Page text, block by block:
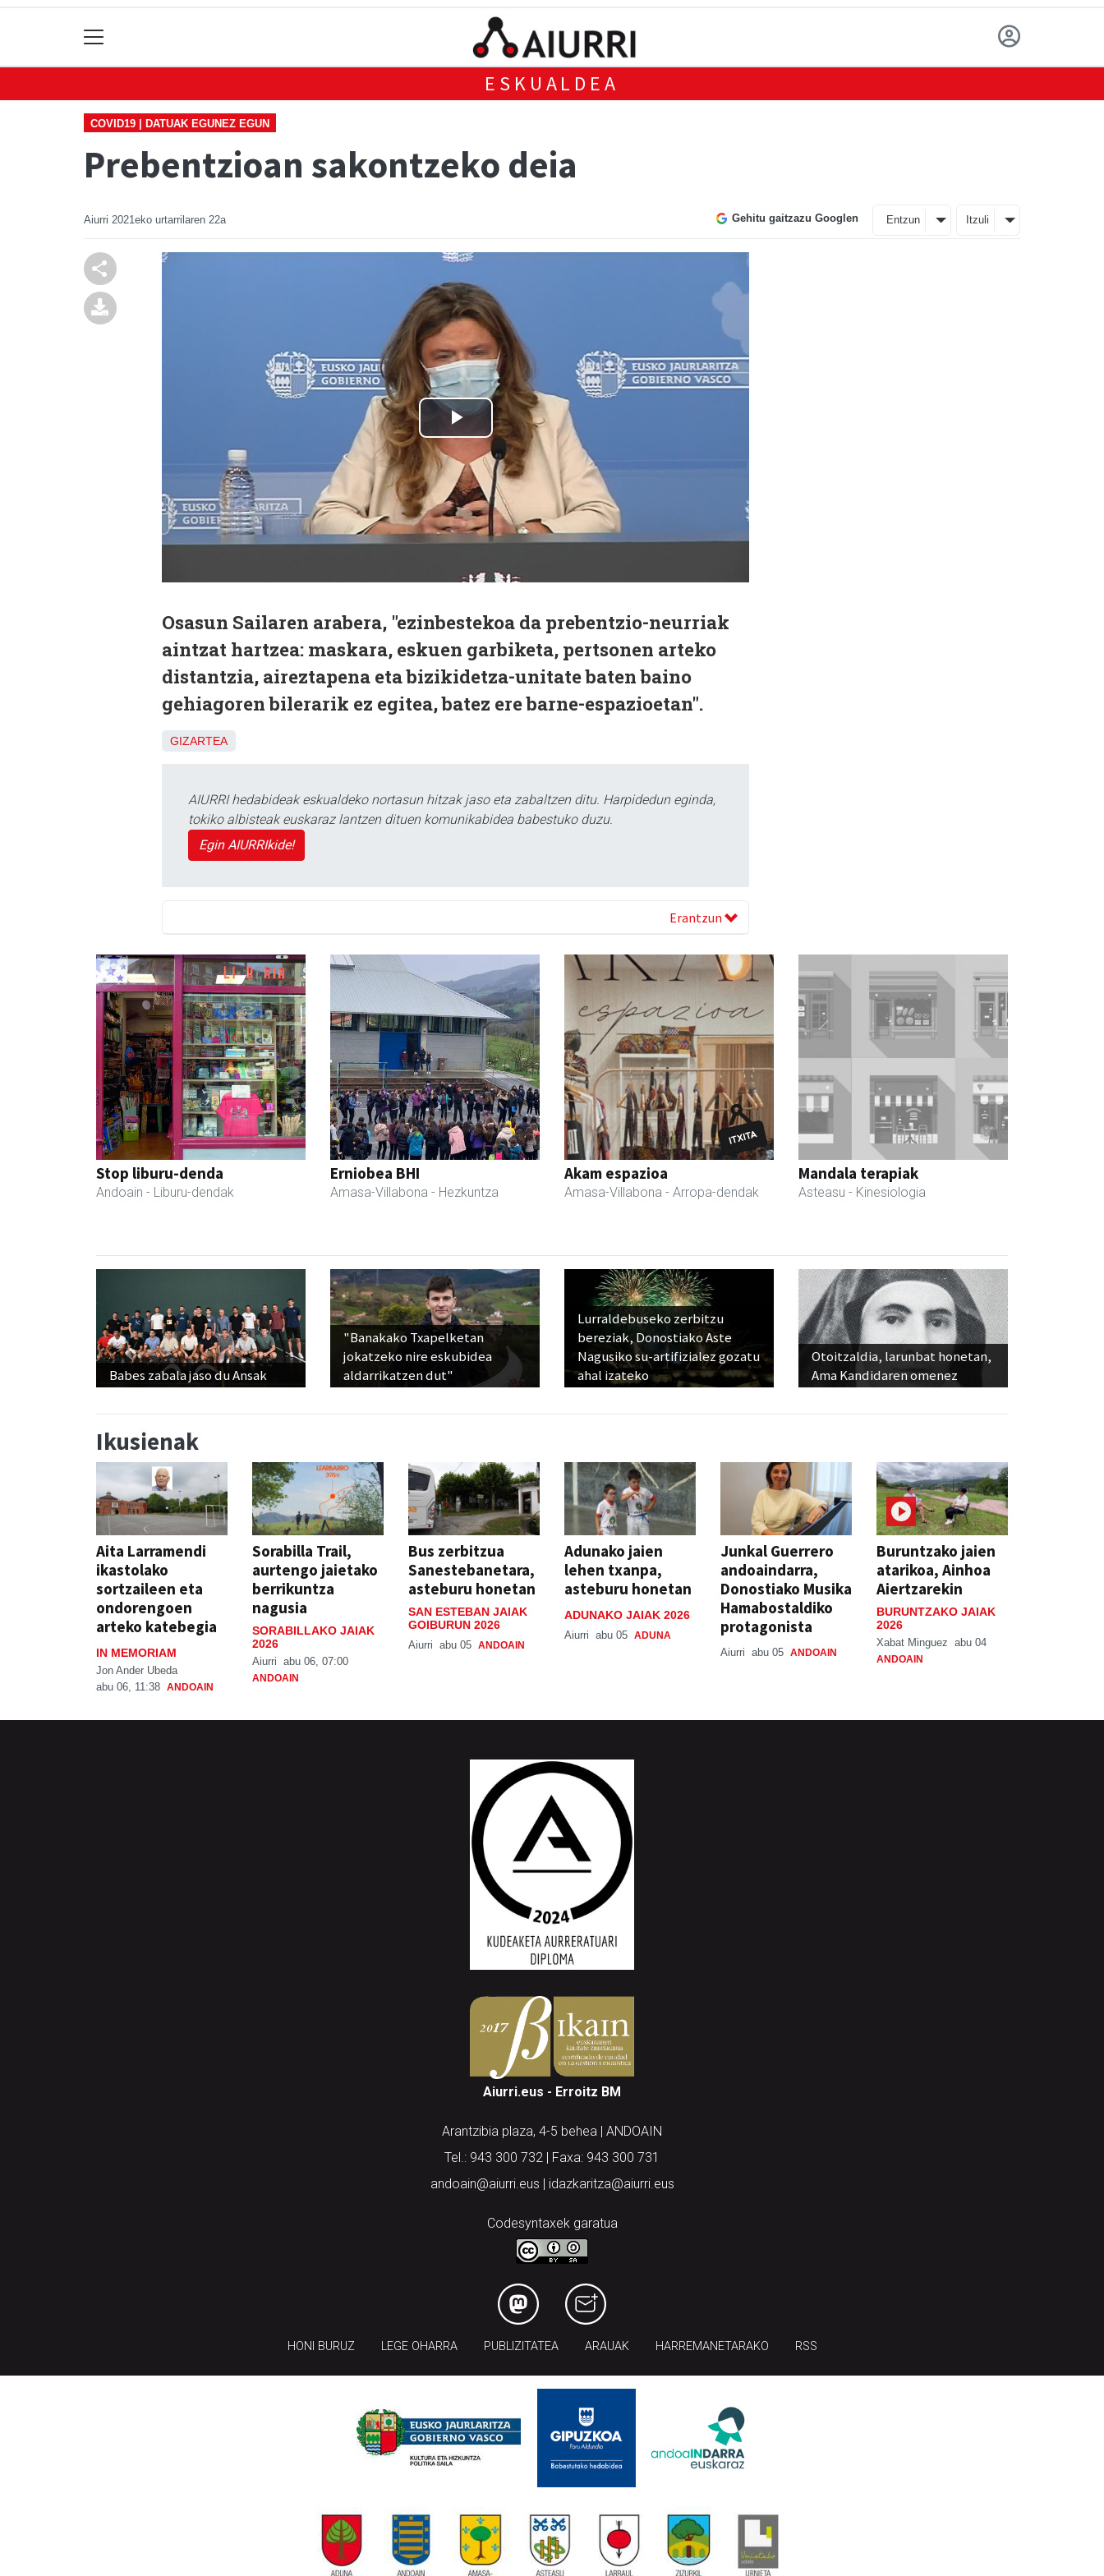
ESKUALDEA
COVID19 | DATUAK EGUNEZ EGUN
Prebentzioan sakontzeko deia
Aiurri 2021eko urtarrilaren 22a Gehitu gaitzazu Googlen Entzun Itzuli
Osasun Sailaren arabera, "ezinbestekoa da prebentzio-neurriak
aintzat hartzea: maskara, eskuen garbiketa, pertsonen arteko
distantzia, aireztapena eta bizikidetza-unitate baten baino
gehiagoren bilerarik ez egitea, batez ere barne-espazioetan".
GIZARTEA
AIURRI hedabideak eskualdeko nortasun hitzak jaso eta zabaltzen ditu. Harpidedun eginda,
tokiko albisteak euskaraz lantzen dituen komunikabidea babestuko duzu.
Egin AIURRIkide!
Erantzun
Stop liburu-denda
Andoain - Liburu-dendak
Erniobea BHI
Amasa-Villabona - Hezkuntza
Akam espazioa
Amasa-Villabona - Arropa-dendak
Mandala terapiak
Asteasu - Kinesiologia
Babes zabala jaso du Ansak
"Banakako Txapelketan
jokatzeko nire eskubidea
aldarrikatzen dut"
Lurraldebuseko zerbitzu
bereziak, Donostiako Aste
Nagusiko su-artifizialez gozatu
ahal izateko
Otoitzaldia, larunbat honetan,
Ama Kandidaren omenez
Ikusienak
Aita Larramendi
ikastolako
sortzaileen eta
ondorengoen
arteko katebegia
IN MEMORIAM
Jon Ander Ubeda
abu 06, 11:38 ANDOAIN
Sorabilla Trail,
aurtengo jaietako
berrikuntza
nagusia
SORABILLAKO JAIAK
2026
Aiurri abu 06, 07:00
ANDOAIN
Bus zerbitzua
Sanestebanetara,
asteburu honetan
SAN ESTEBAN JAIAK
GOIBURUN 2026
Aiurri abu 05 ANDOAIN
Adunako jaien
lehen txanpa,
asteburu honetan
ADUNAKO JAIAK 2026
Aiurri abu 05 ADUNA
Junkal Guerrero
andoaindarra,
Donostiako Musika
Hamabostaldiko
protagonista
Aiurri abu 05 ANDOAIN
Buruntzako jaien
atarikoa, Ainhoa
Aiertzarekin
BURUNTZAKO JAIAK
2026
Xabat Minguez abu 04
ANDOAIN
Aiurri.eus - Erroitz BM
Arantzibia plaza, 4-5 behea | ANDOAIN
Tel.: 943 300 732 | Faxa: 943 300 731
andoain@aiurri.eus | idazkaritza@aiurri.eus
Codesyntaxek garatua
HONI BURUZ LEGE OHARRA PUBLIZITATEA ARAUAK HARREMANETARAKO RSS